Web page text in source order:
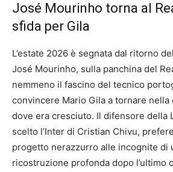
José Mourinho torna al
sfida per Gila
L’estate 2026 è segnata dal ritorno
José Mourinho, sulla panchina del
nemmeno il fascino del tecnico
convincere Mario Gila a tornare nella
dove era cresciuto. Il difensore della
scelto l’Inter di Cristian Chivu,
progetto nerazzurro alle incognite di
ricostruzione profonda dopo l’ultimo